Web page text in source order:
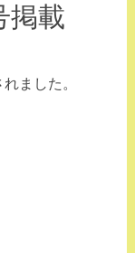
掲載
ました。